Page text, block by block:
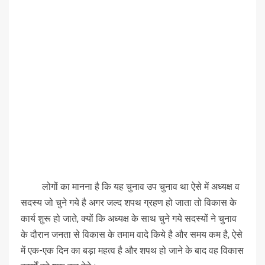
लोगों का मानना है कि यह चुनाव उप चुनाव था ऐसे में अध्यक्ष व
सदस्य जो चुने गये है अगर जल्द शपथ ग्रहण हो जाता तो विकास के
कार्य शुरू हो जाते, क्यों कि अध्यक्ष के साथ चुने गये सदस्यों ने चुनाव
के दौरान जनता से विकास के तमाम वादे किये है और समय कम है, ऐसे
में एक-एक दिन का बड़ा महत्व है और शपथ हो जाने के बाद वह विकास